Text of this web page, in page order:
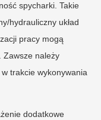
spycharki. Takie
hydrauliczny układ
pracy mogą
Zawsze należy
trakcie wykonywania
dodatkowe